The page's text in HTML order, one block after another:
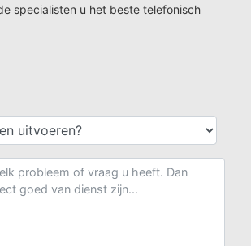
specialisten u het beste telefonisch